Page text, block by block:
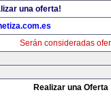
una oferta!
Serán consideradas
Realizar una Oferta